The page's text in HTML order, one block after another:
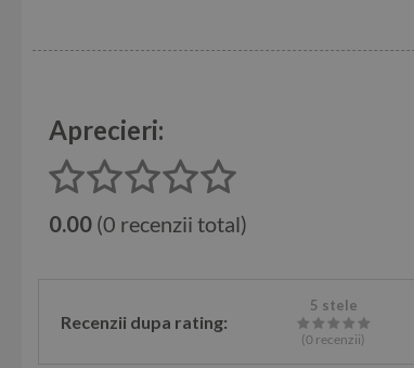
Aprecieri:
0.00 (0 recenzii total)
Recenzii dupa rating:
5 stele
(0 recenzii)